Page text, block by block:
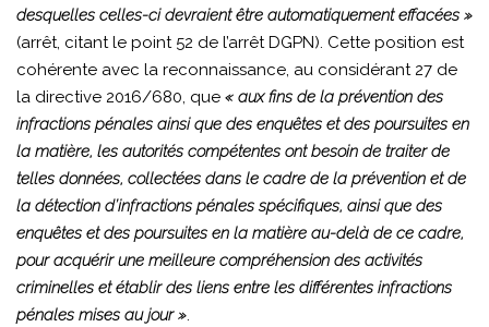
desquelles celles-ci devraient être automatiquement effacées »
(arrêt, citant le point 52 de l’arrêt DGPN). Cette position est
cohérente avec la reconnaissance, au considérant 27 de
la directive 2016/680, que « aux fins de la prévention des
infractions pénales ainsi que des enquêtes et des poursuites en
la matière, les autorités compétentes ont besoin de traiter de
telles données, collectées dans le cadre de la prévention et de
la détection d’infractions pénales spécifiques, ainsi que des
enquêtes et des poursuites en la matière au-delà de ce cadre,
pour acquérir une meilleure compréhension des activités
criminelles et établir des liens entre les différentes infractions
pénales mises au jour ».